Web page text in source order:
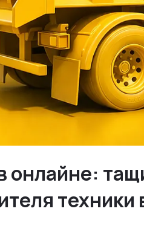
онлайне:
техники